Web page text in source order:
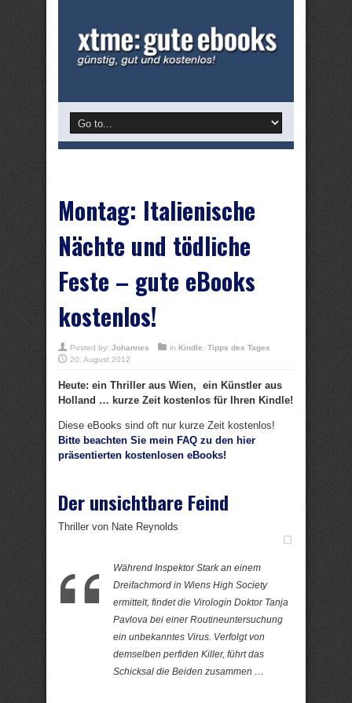
Montag: Italienische
Nächte und tödliche
Feste – gute eBooks
kostenlos!
Posted by: Johannes in Kindle
Tipps des Tages
20. August 2012
Heute: ein Thriller aus Wien, ein Künstler aus
Holland … kurze Zeit kostenlos für Ihren Kindle!
Diese eBooks sind oft nur kurze Zeit kostenlos!
Bitte beachten Sie mein FAQ zu den hier
präsentierten kostenlosen eBooks!
Der unsichtbare Feind
Thriller von Nate Reynolds
Während Inspektor Stark an einem
Dreifachmord in Wiens High Society
ermittelt, findet die Virologin Doktor Tanja
Pavlova bei einer Routineuntersuchung
ein unbekanntes Virus. Verfolgt von
demselben perfiden Killer, führt das
Schicksal die Beiden zusammen …